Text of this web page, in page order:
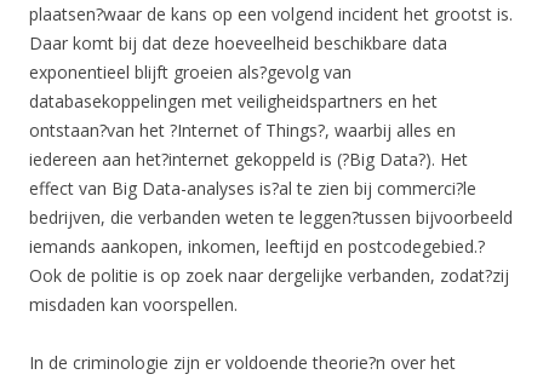
plaatsen?waar de kans op een volgend incident het grootst is.
Daar komt bij dat deze hoeveelheid beschikbare data
exponentieel blijft groeien als?gevolg van
databasekoppelingen met veiligheidspartners en het
ontstaan?van het ?Internet of Things?, waarbij alles en
iedereen aan het?internet gekoppeld is (?Big Data?). Het
effect van Big Data-analyses is?al te zien bij commerci?le
bedrijven, die verbanden weten te leggen?tussen bijvoorbeeld
iemands aankopen, inkomen, leeftijd en postcodegebied.?
Ook de politie is op zoek naar dergelijke verbanden, zodat?zij
misdaden kan voorspellen.
In de criminologie zijn er voldoende theorie?n over het